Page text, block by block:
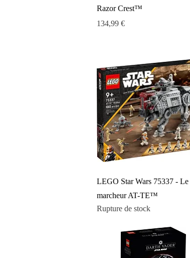
Razor Crest™
Prix
134,99 €
Aperçu rapide
LEGO Star Wars 75337 - Le
marcheur AT-TE™
Rupture de stock